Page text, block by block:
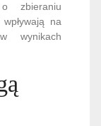
zbieraniu
na
wynikach